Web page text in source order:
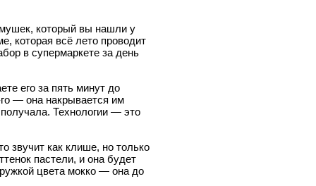
который вы нашли у
которая всё лето проводит
в супермаркете за день
его за пять минут до
— она накрывается им
Технологии — это
звучит как клише, но только
пастели, и она будет
цвета мокко — она до